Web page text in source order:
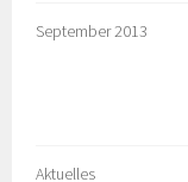
September 2013
Aktuelles